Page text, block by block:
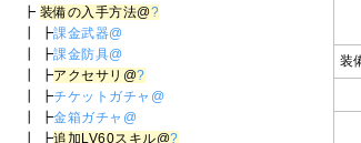
装
┣ 装備の入手方法@?
┃ ┣課金武器@
┃ ┣課金防具@
┃ ┣アクセサリ@?
┃ ┣チケットガチャ@
┃ ┣金箱ガチャ@
┃ ┣追加LV60スキル@?